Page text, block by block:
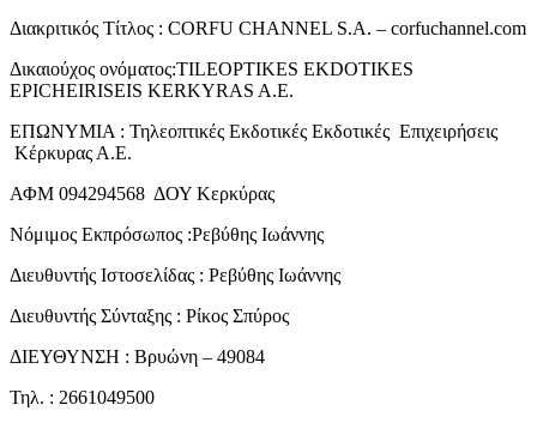
Διακριτικός Τίτλος : CORFU CHANNEL S.A. – corfuchannel.com
Δικαιούχος ονόματος:TILEOPTIKES EKDOTIKES
EPICHEIRISEIS KERKYRAS A.E.
ΕΠΩΝΥΜΙΑ : Τηλεοπτικές Εκδοτικές Εκδοτικές Επιχειρήσεις
Κέρκυρας Α.Ε.
ΑΦΜ 094294568 ΔΟΥ Κερκύρας
Νόμιμος Εκπρόσωπος :Ρεβύθης Ιωάννης
Διευθυντής Ιστοσελίδας : Ρεβύθης Ιωάννης
Διευθυντής Σύνταξης : Ρίκος Σπύρος
ΔΙΕΥΘΥΝΣΗ : Βρυώνη – 49084
Τηλ. : 2661049500